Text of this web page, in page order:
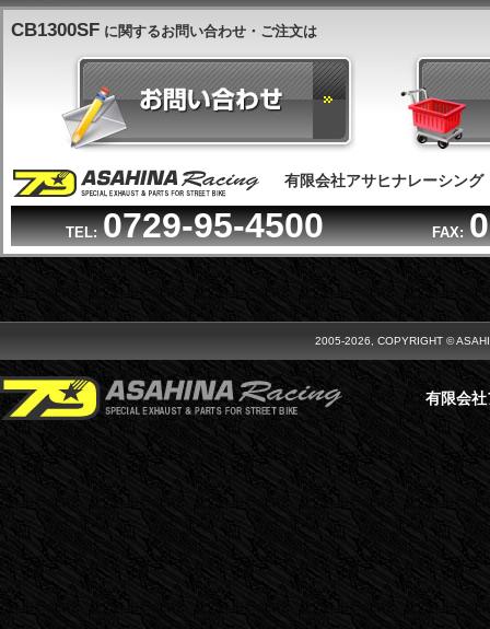
CB1300SF に関するお問い合わせ・ご注文は
有限会社アサヒナレーシング
TEL: 0729-95-4500 FAX:
2005-2026, COPYRIGHT ©
有限会